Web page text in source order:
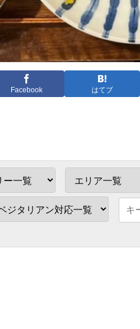
Facebook はてブ